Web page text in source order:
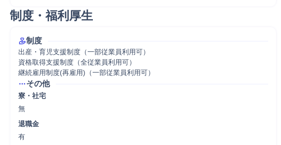
制度・福利厚生
制度
出産・育児支援制度（一部従業員利用可）
資格取得支援制度（全従業員利用可）
継続雇用制度(再雇用)（一部従業員利用可）
その他
寮・社宅
無
退職金
有